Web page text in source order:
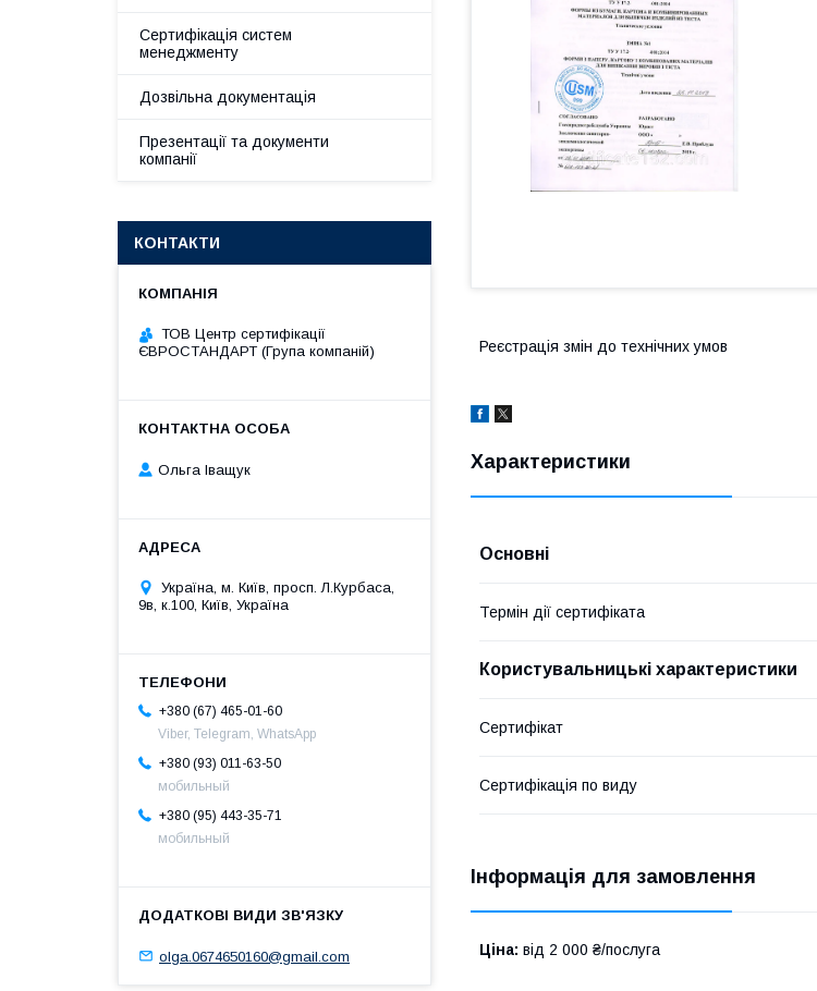
Реєстрація змін до технічних умов
Характеристики
Основні
Термін дії сертифіката
Користувальницькі характеристики
Сертифікат
Сертифікація по виду
Інформація для замовлення
Ціна: від 2 000 ₴/послуга
Сертифікація систем
менеджменту
Дозвільна документація
Презентації та документи
компанії
КОНТАКТИ
ТОВ Центр сертифікації
ЄВРОСТАНДАРТ (Група компаній)
Ольга Іващук
Україна, м. Київ, просп. Л.Курбаса,
9в, к.100, Київ, Україна
+380 (67) 465-01-60
Viber, Telegram, WhatsApp
+380 (93) 011-63-50
мобильный
+380 (95) 443-35-71
мобильный
olga.0674650160@gmail.com